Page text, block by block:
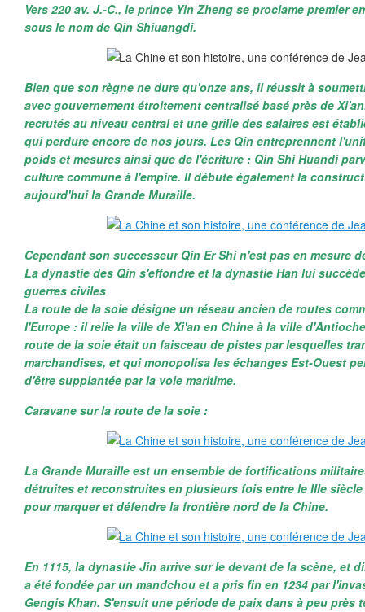
Vers 220 av. J.-C., le prince Yin Zheng se proclame premier
sous le nom de Qin Shiuangdi.
Bien que son règne ne dure qu'onze ans, il réussit à
avec gouvernement étroitement centralisé basé près de
recrutés au niveau central et une grille des salaires est
qui perdure encore de nos jours. Les Qin entreprennent
poids et mesures ainsi que de l'écriture : Qin Shi Huandi
culture commune à l'empire. Il débute également la
aujourd'hui la Grande Muraille.
Cependant son successeur Qin Er Shi n'est pas en mesure
La dynastie des Qin s'effondre et la dynastie Han lui
guerres civiles
La route de la soie désigne un réseau ancien de routes
l'Europe : il relie la ville de Xi'an en Chine à la ville
route de la soie était un faisceau de pistes par lesquelles
marchandises, et qui monopolisa les échanges Est-Ouest
d'être supplantée par la voie maritime.
Caravane sur la route de la soie :
La Grande Muraille est un ensemble de fortifications
détruites et reconstruites en plusieurs fois entre le IIIe siècle
pour marquer et défendre la frontière nord de la Chine.
En 1115, la dynastie Jin arrive sur le devant de la scène, et
a été fondée par un mandchou et a pris fin en 1234 par
Gengis Khan. S'ensuit une période de paix dans à peu près